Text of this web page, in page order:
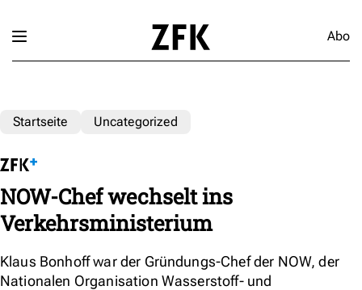
Abo
Startseite Uncategorized
NOW-Chef wechselt ins
Verkehrsministerium
Klaus Bonhoff war der Gründungs-Chef der NOW, der
Nationalen Organisation Wasserstoff- und